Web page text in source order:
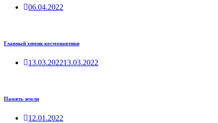
06.04.2022
Главный химик космонавтики
13.03.202213.03.2022
Память земли
12.01.2022